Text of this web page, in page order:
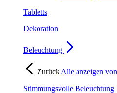
Tabletts
Dekoration
Beleuchtung
Zurück Alle anzeigen von
Stimmungsvolle Beleuchtung